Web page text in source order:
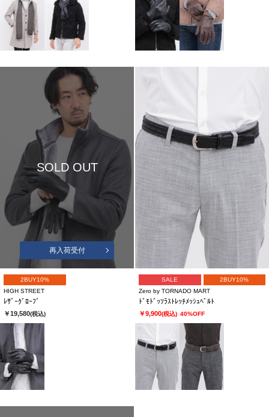
SOLD OUT
再入荷受付
2BUY10%
HIGH STREET
ﾚｻﾞｰｸﾞﾛｰﾌﾞ
￥19,580(税込)
SALE
2BUY10%
Zero by TORNADO MART
ﾄﾞﾓﾄﾞｯｿﾗｽﾄﾚｯﾁﾒｯｼｭﾍﾞﾙﾄ
￥9,900(税込) 40%OFF